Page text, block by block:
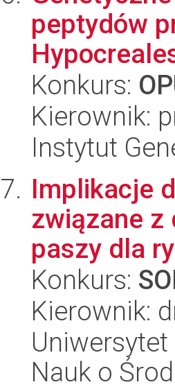
peptydów
Konkurs:
Kierownik:
Instytut
Implikacje
związane z
paszy dla
Konkurs:
Kierownik:
Uniwersytet
Nauk o